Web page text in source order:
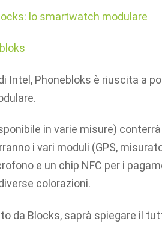
lo smartwatch modulare
Intel, Phonebloks è riuscita a
in varie misure)
i vari moduli (GPS,
e un chip NFC per i
colorazioni.
da Blocks, saprà spiegare il